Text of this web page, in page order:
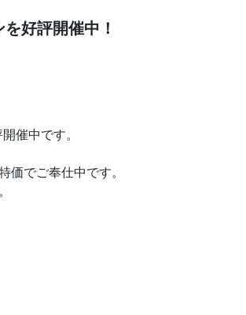
好評開催中！
催中です。
価でご奉仕中です。